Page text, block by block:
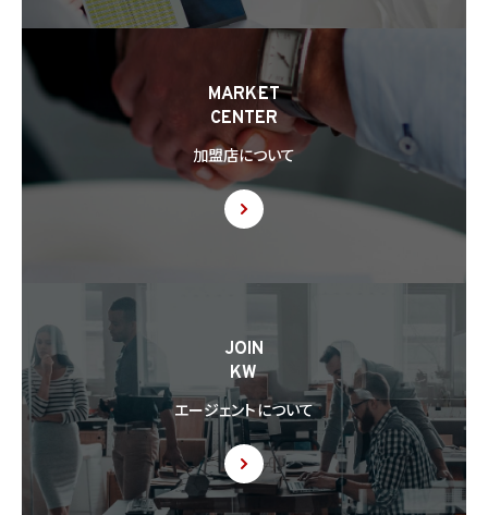
MARKET
CENTER
加盟店について
JOIN
KW
エージェントについて